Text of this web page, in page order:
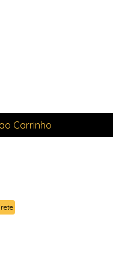
Carrinho